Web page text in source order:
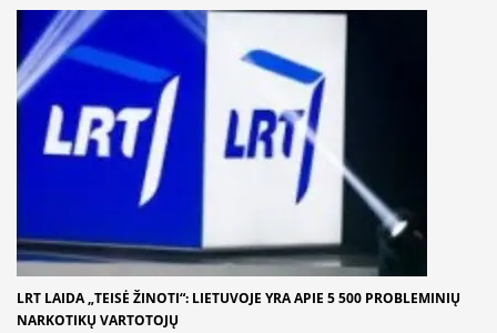
LRT LAIDA „TEISĖ ŽINOTI“: LIETUVOJE YRA APIE 5 500 PROBLEMINIŲ
NARKOTIKŲ VARTOTOJŲ